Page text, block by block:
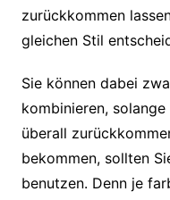
zurückkommen
gleichen Stil
Sie können dabei
kombinieren,
überall
bekommen, sollten
benutzen. Denn je